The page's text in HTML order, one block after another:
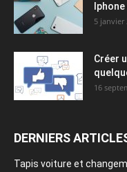
5 janvier
Créer
16
DERNIERS
Tapis voiture et